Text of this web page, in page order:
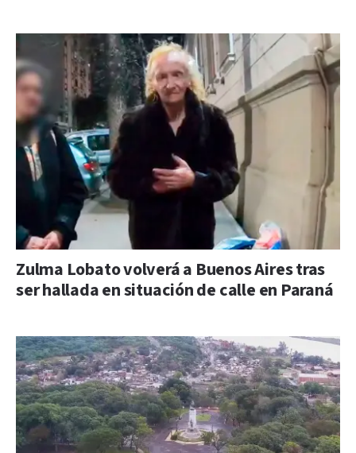
Zulma Lobato volverá a Buenos Aires tras
ser hallada en situación de calle en Paraná